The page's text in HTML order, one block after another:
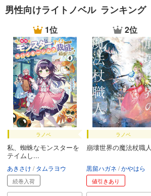
男性向けライトノベル ランキング
1位
ラノベ
私、蜘蛛なモンスターを
テイムし...
あきさけ タムラヨウ
続巻入荷
2位
ラノベ
崩壊世界の魔法杖職人
黒留ハガネ かやはら
値引きあり